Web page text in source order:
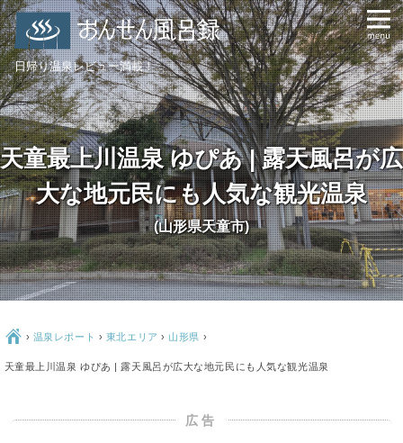
日帰り温泉レビュー満載！
天童最上川温泉 ゆぴあ | 露天風呂が広
大な地元民にも人気な観光温泉
(山形県天童市)
Ç › 温泉レポート › 東北エリア › 山形県 ›
天童最上川温泉 ゆぴあ | 露天風呂が広大な地元民にも人気な観光温泉